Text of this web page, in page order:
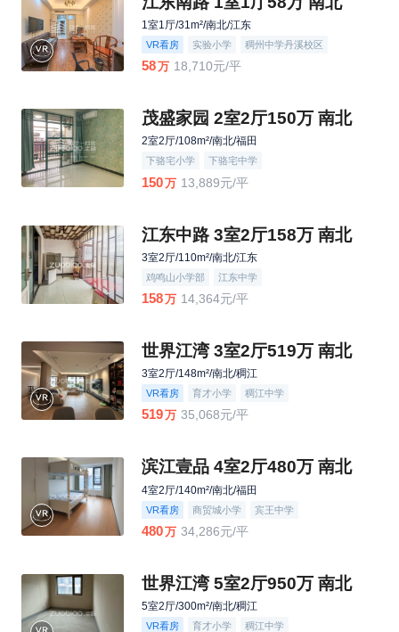
1室1厅/31m²/南北/江东
VR看房 实验小学 稠州中学丹溪校区
58万 18,710元/平
茂盛家园 2室2厅150万 南北
2室2厅/108m²/南北/福田
下骆宅小学 下骆宅中学
150万 13,889元/平
江东中路 3室2厅158万 南北
3室2厅/110m²/南北/江东
鸡鸣山小学部 江东中学
158万 14,364元/平
世界江湾 3室2厅519万 南北
3室2厅/148m²/南北/稠江
VR看房 育才小学 稠江中学
519万 35,068元/平
滨江壹品 4室2厅480万 南北
4室2厅/140m²/南北/福田
VR看房 商贸城小学 宾王中学
480万 34,286元/平
世界江湾 5室2厅950万 南北
5室2厅/300m²/南北/稠江
VR看房 育才小学 稠江中学